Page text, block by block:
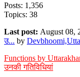
Posts: 1,356
Topics: 38
Last post: August 08,
उ... by
Functions by
उनकी गतिविधियां